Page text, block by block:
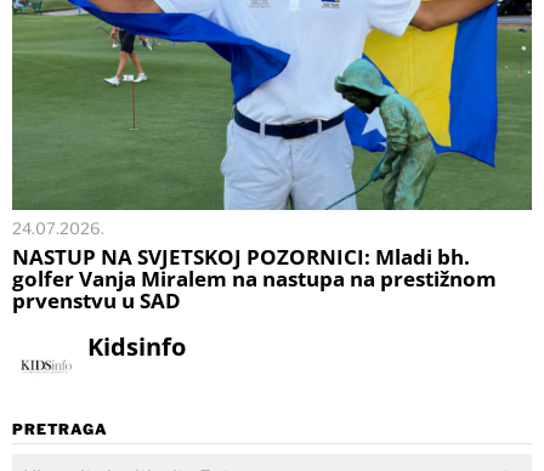
24.07.2026.
NASTUP NA SVJETSKOJ POZORNICI: Mladi bh.
golfer Vanja Miralem na nastupa na prestižnom
prvenstvu u SAD
Kidsinfo
PRETRAGA